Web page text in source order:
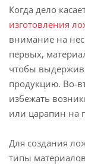
Когда дело
изготовления
внимание на
первых,
чтобы
продукцию. Во-
избежать
или царапин на
Для создания
типы